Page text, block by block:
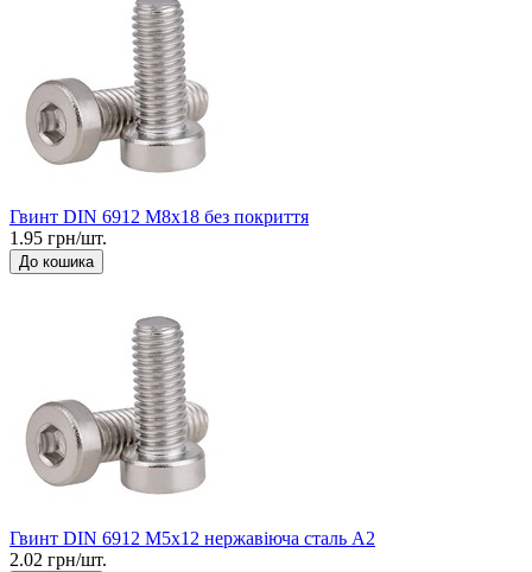
Гвинт DIN 6912 М8x18 без покриття
1.95 грн/шт.
До кошика
Гвинт DIN 6912 М5x12 нержавіюча сталь А2
2.02 грн/шт.